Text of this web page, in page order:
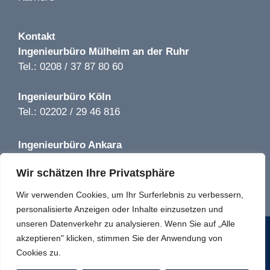
Wir schätzen Ihre Privatsphäre
Wir verwenden Cookies, um Ihr Surferlebnis zu verbessern,
personalisierte Anzeigen oder Inhalte einzusetzen und
unseren Datenverkehr zu analysieren. Wenn Sie auf „Alle
akzeptieren" klicken, stimmen Sie der Anwendung von
Cookies zu.
HDM Heidelberg Atriumhaus und Kurfürstenhof LP 1-4 |
Heidelberg | 2024
Bild 1 von 2
Ludgerusstraße LP 1-7 | Düsseldorf | 2024
Bild 1 von 2
Getränkemarkt Hoffmann LP 1-5 | Bernau |2019
Würth Baumarkt LP 1-5 | Kamenz | 2019
Kontakt
Ingenieurbüro Mülheim an der Ruhr
Tel.: 0208 / 37 87 80 60
Ingenieurbüro Köln
Tel.: 02202 / 29 46 816
Ingenieurbüro Ankara
info@tga-solutions-plus.de
© 2022 TGA Solutions plus GmbH